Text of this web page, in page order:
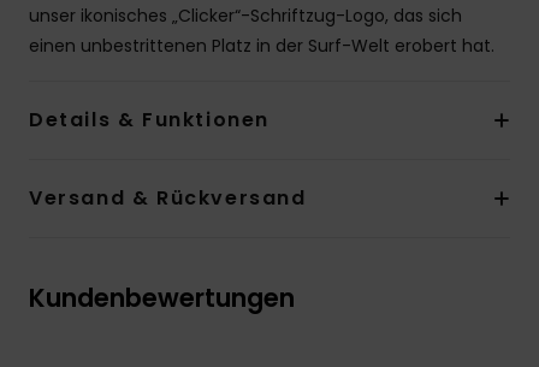
unser ikonisches „Clicker“-Schriftzug-Logo, das sich
einen unbestrittenen Platz in der Surf-Welt erobert hat.
Details & Funktionen
Versand & Rückversand
Kundenbewertungen